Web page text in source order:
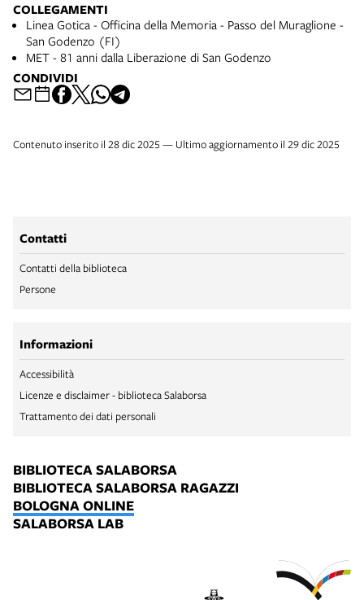
COLLEGAMENTI
Linea Gotica - Officina della Memoria - Passo del Muraglione -
San Godenzo (FI)
MET - 81 anni dalla Liberazione di San Godenzo
CONDIVIDI
Contenuto inserito il 28 dic 2025 — Ultimo aggiornamento il 29 dic 2025
Contatti
Contatti della biblioteca
Persone
Informazioni
Accessibilità
Licenze e disclaimer - biblioteca Salaborsa
Trattamento dei dati personali
BIBLIOTECA SALABORSA
BIBLIOTECA SALABORSA RAGAZZI
BOLOGNA ONLINE
SALABORSA LAB